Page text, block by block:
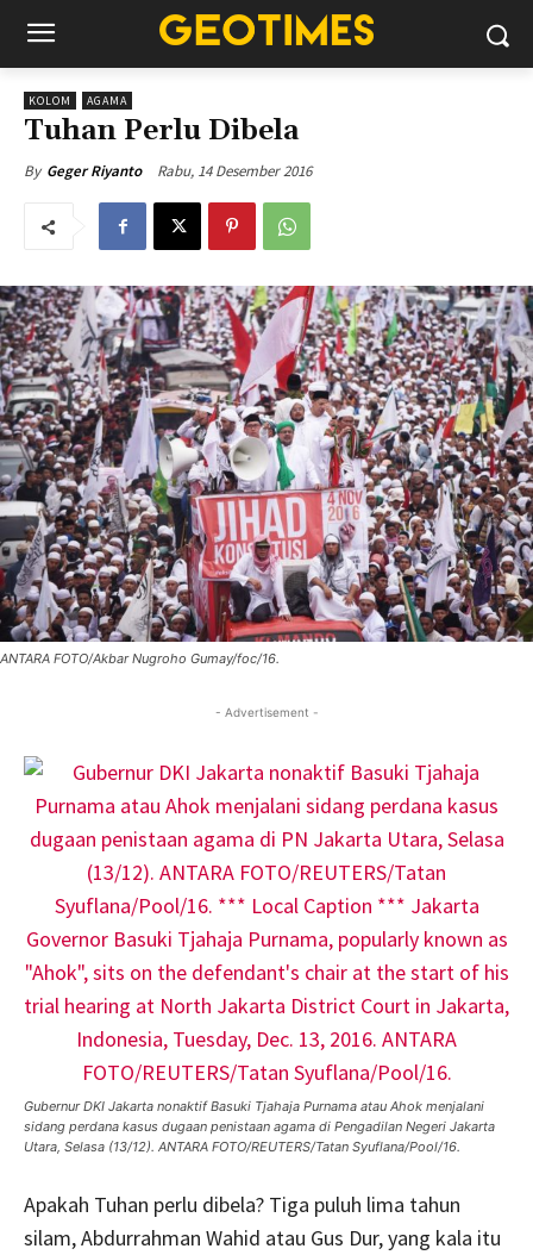
KOLOM AGAMA
Tuhan Perlu Dibela
By Geger Riyanto Rabu, 14 Desember 2016
ANTARA FOTO/Akbar Nugroho Gumay/foc/16.
- Advertisement -
Gubernur DKI Jakarta nonaktif Basuki Tjahaja Purnama atau Ahok menjalani
sidang perdana kasus dugaan penistaan agama di Pengadilan Negeri Jakarta
Utara, Selasa (13/12). ANTARA FOTO/REUTERS/Tatan Syuflana/Pool/16.
Apakah Tuhan perlu dibela? Tiga puluh lima tahun
silam, Abdurrahman Wahid atau Gus Dur, yang kala itu